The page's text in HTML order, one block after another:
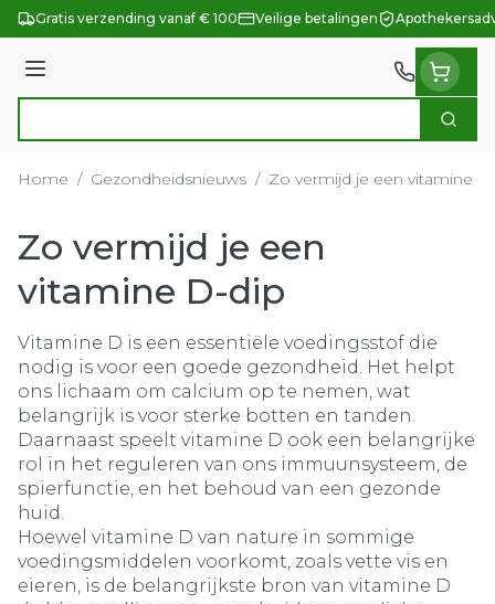
Ga naar de inhoud
Gratis verzending vanaf € 100 Veilige betalingen
Menu
Zoek
Home / Gezondheidsnieuws / Zo vermijd je een vitamine
Zo vermijd je een
vitamine D-dip
Vitamine D is een essentiële voedingsstof die
nodig is voor een goede gezondheid. Het helpt
ons lichaam om calcium op te nemen, wat
belangrijk is voor sterke botten en tanden.
Daarnaast speelt vitamine D ook een belangrijke
rol in het reguleren van ons immuunsysteem, de
spierfunctie, en het behoud van een gezonde
huid.
Hoewel vitamine D van nature in sommige
voedingsmiddelen voorkomt, zoals vette vis en
eieren, is de belangrijkste bron van vitamine D